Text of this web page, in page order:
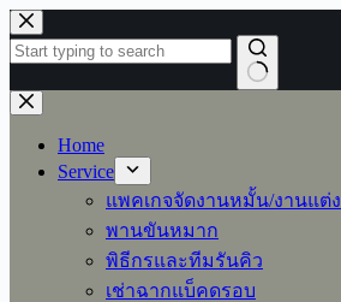
Skip
to
content
No
results
Home
Service
แพคเกจจัดงานหมั้น/งานแต่ง
พานขันหมาก
พิธีกรและทีมรันคิว
เช่าฉากแบ็คดรอบ